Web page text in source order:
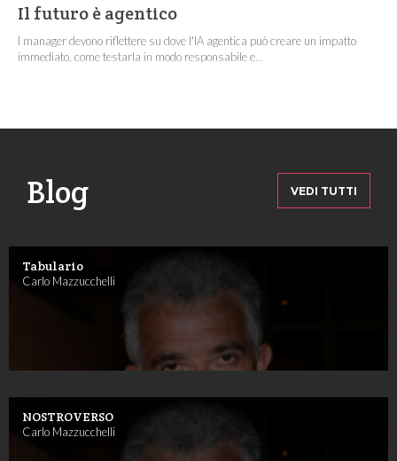
Il futuro è agentico
I manager devono riflettere su dove l'IA agentica può creare un impatto
immediato, come testarla in modo responsabile e...
Blog VEDI TUTTI
Tabulario
Carlo Mazzucchelli
NOSTROVERSO
Carlo Mazzucchelli